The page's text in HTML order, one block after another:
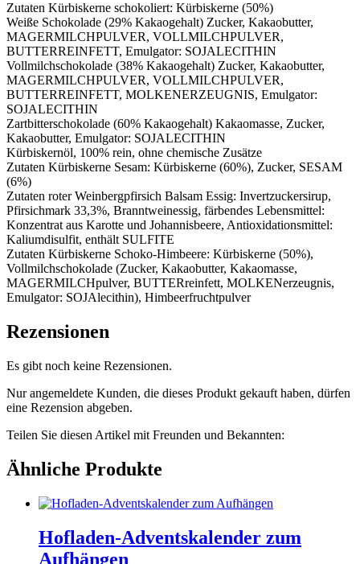
Zutaten Kürbiskerne schokoliert: Kürbiskerne (50%)
Weiße Schokolade (29% Kakaogehalt) Zucker, Kakaobutter,
MAGERMILCHPULVER, VOLLMILCHPULVER,
BUTTERREINFETT, Emulgator: SOJALECITHIN
Vollmilchschokolade (38% Kakaogehalt) Zucker, Kakaobutter,
MAGERMILCHPULVER, VOLLMILCHPULVER,
BUTTERREINFETT, MOLKENERZEUGNIS, Emulgator:
SOJALECITHIN
Zartbitterschokolade (60% Kakaogehalt) Kakaomasse, Zucker,
Kakaobutter, Emulgator: SOJALECITHIN
Kürbiskernöl, 100% rein, ohne chemische Zusätze
Zutaten Kürbiskerne Sesam: Kürbiskerne (60%), Zucker, SESAM
(6%)
Zutaten roter Weinbergpfirsich Balsam Essig: Invertzuckersirup,
Pfirsichmark 33,3%, Branntweinessig, färbendes Lebensmittel:
Konzentrat aus Karotte und Johannisbeere, Antioxidationsmittel:
Kaliumdisulfit, enthält SULFITE
Zutaten Kürbiskerne Schoko-Himbeere: Kürbiskerne (50%),
Vollmilchschokolade (Zucker, Kakaobutter, Kakaomasse,
MAGERMILCHpulver, BUTTERreinfett, MOLKENerzeugnis,
Emulgator: SOJAlecithin), Himbeerfruchtpulver
Rezensionen
Es gibt noch keine Rezensionen.
Nur angemeldete Kunden, die dieses Produkt gekauft haben, dürfen
eine Rezension abgeben.
Teilen Sie diesen Artikel mit Freunden und Bekannten:
Ähnliche Produkte
Hofladen-Adventskalender zum
Aufhängen